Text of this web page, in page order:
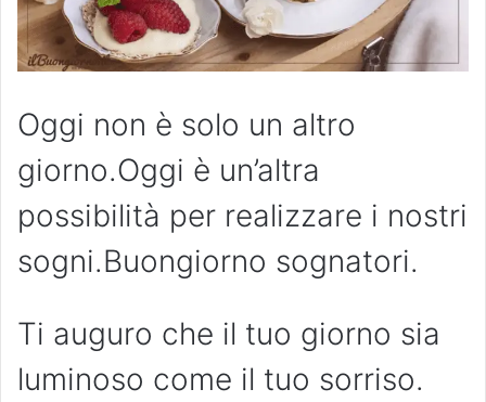
Oggi non è solo un altro
giorno.Oggi è un’altra
possibilità per realizzare i nostri
sogni.Buongiorno sognatori.
Ti auguro che il tuo giorno sia
luminoso come il tuo sorriso.